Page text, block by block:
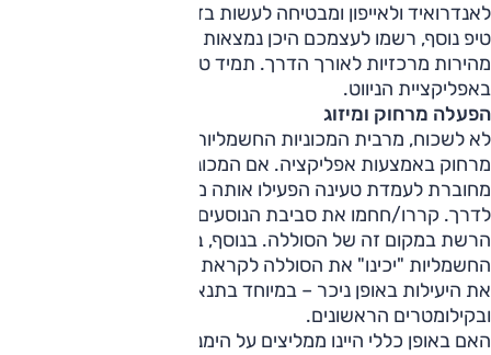
לאנדרואיד ולאייפון ומבטיחה לעשות בדיוק את זה.
טיפ נוסף, רשמו לעצמכם היכן נמצאות כמה עמדות טעינה
מהירות מרכזיות לאורך הדרך. תמיד טוב שזה יהיה בראש וזמין
באפליקציית הניווט.
הפעלה מרחוק ומיזוג
לא לשכוח, מרבית המכוניות החשמליות מציעות אפשרות לתפעול
מרחוק באמצעות אפליקציה. אם המכונית החשמלית שלכם
מחוברת לעמדת טעינה הפעילו אותה מראש לפני שאתם יוצאים
לדרך. קררו/חחמו את סביבת הנוסעים "על חשבון" החשמל של
הרשת במקום זה של הסוללה. בנוסף, במצב זה מרבית
החשמליות "יכינו" את הסוללה לקראת הנסיעה מה שעשוי לשפר
את היעילות באופן ניכר – במיוחד בתנאי טמפ' קיצוניים
ובקילומטרים הראשונים.
האם באופן כללי היינו ממליצים על הימנעות משימוש במערכת